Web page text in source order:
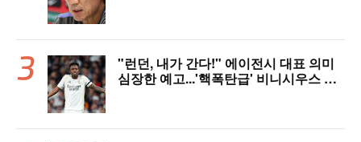
"런던, 내가 간다!" 에이전시 대표 의미
심장한 예고...'핵폭탄급' 비니시우스 아